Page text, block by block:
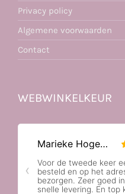
Privacy policy
Algemene voorwaarden
Contact
WEBWINKELKEUR